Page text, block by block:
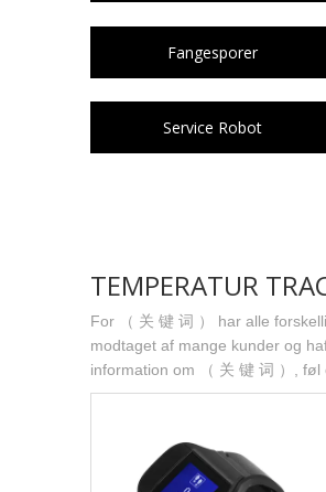
Fangesporer
Service Robot
TEMPERATUR
For （ 关 键 词 ） har alle
modtaget af mange kunder og
information om （ 关 键 词 ）,